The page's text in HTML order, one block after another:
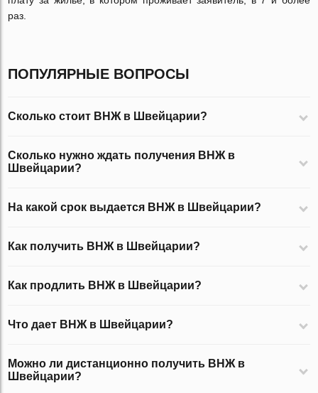
раз.
ПОПУЛЯРНЫЕ ВОПРОСЫ
Сколько стоит ВНЖ в Швейцарии?
Сколько нужно ждать получения ВНЖ в
Швейцарии?
На какой срок выдается ВНЖ в Швейцарии?
Как получить ВНЖ в Швейцарии?
Как продлить ВНЖ в Швейцарии?
Что дает ВНЖ в Швейцарии?
Можно ли дистанционно получить ВНЖ в
Швейцарии?